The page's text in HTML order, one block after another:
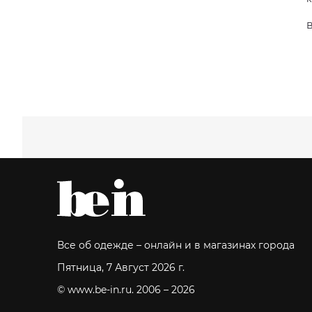
Все об одежде – онлайн и в магазинах города
Пятница, 7 Август 2026 г.
© www.be-in.ru. 2006 – 2026